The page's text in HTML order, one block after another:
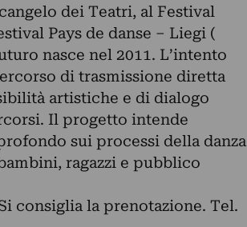
dei Teatri, al Festival
Pays de danse – Liegi (
nasce nel 2011. L’intento
di trasmissione diretta
artistiche e di dialogo
Il progetto intende
sui processi della danza
ragazzi e pubblico
consiglia la prenotazione. Tel.